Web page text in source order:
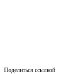
Поделиться ссылкой